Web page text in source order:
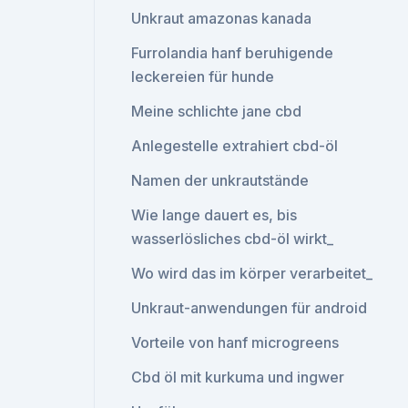
Unkraut amazonas kanada
Furrolandia hanf beruhigende
leckereien für hunde
Meine schlichte jane cbd
Anlegestelle extrahiert cbd-öl
Namen der unkrautstände
Wie lange dauert es, bis
wasserlösliches cbd-öl wirkt_
Wo wird das im körper verarbeitet_
Unkraut-anwendungen für android
Vorteile von hanf microgreens
Cbd öl mit kurkuma und ingwer